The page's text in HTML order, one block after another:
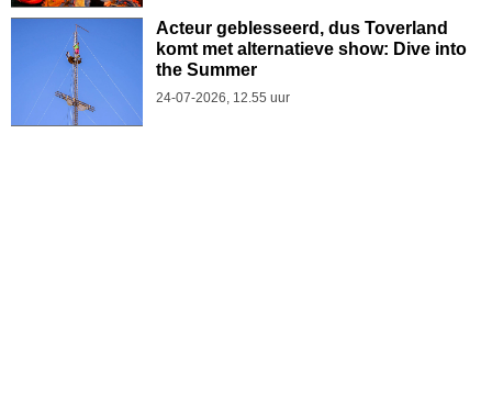
Acteur geblesseerd, dus Toverland
komt met alternatieve show: Dive into
the Summer
24-07-2026, 12.55 uur